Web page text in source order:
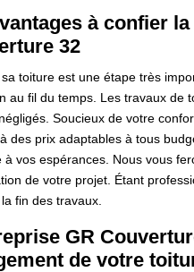
à confier
32
toiture est une étape très
au fil du temps. Les travaux de
Soucieux de votre
des prix adaptables à tous
à vos espérances. Nous vous
de votre projet. Étant
fin des travaux.
GR
de votre